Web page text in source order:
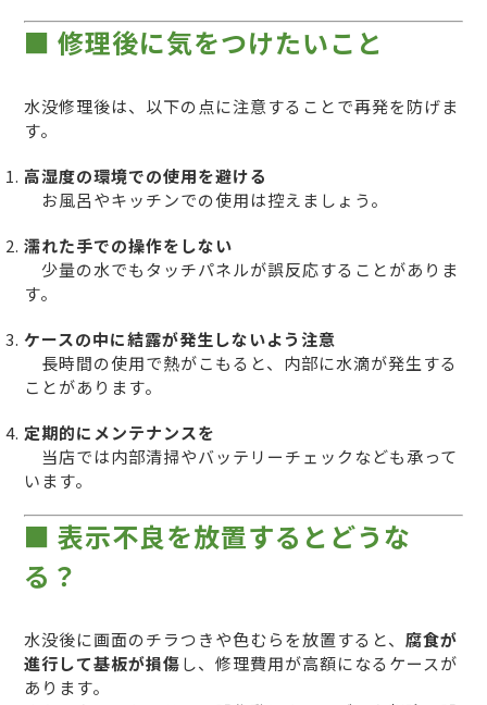
■ 修理後に気をつけたいこと
水没修理後は、以下の点に注意することで再発を防げま
す。
高湿度の環境での使用を避ける
お風呂やキッチンでの使用は控えましょう。
濡れた手での操作をしない
少量の水でもタッチパネルが誤反応することがありま
す。
ケースの中に結露が発生しないよう注意
長時間の使用で熱がこもると、内部に水滴が発生する
ことがあります。
定期的にメンテナンスを
当店では内部清掃やバッテリーチェックなども承って
います。
■ 表示不良を放置するとどうな
る？
水没後に画面のチラつきや色むらを放置すると、腐食が
進行して基板が損傷し、修理費用が高額になるケースが
あります。